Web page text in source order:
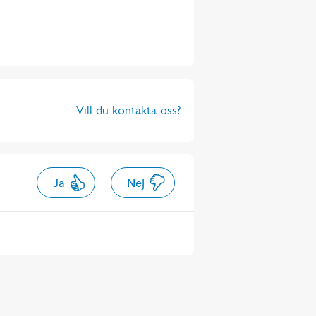
Vill du kontakta oss?
Ja Nej